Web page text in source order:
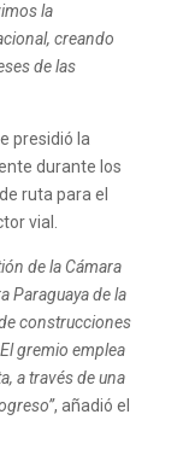
la
creando
de las
presidió la
durante los
ruta para el
vial.
de la Cámara
Paraguaya de la
construcciones
gremio emplea
a través de una
, añadió el